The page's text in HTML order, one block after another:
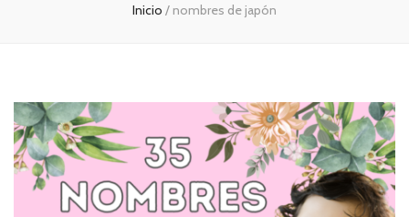
Inicio / nombres de japón